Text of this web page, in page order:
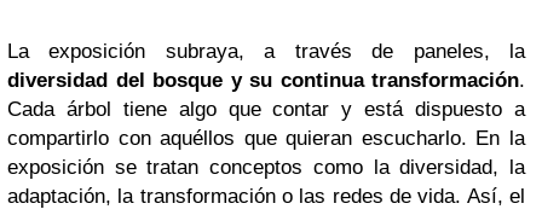
La exposición subraya, a través de paneles, la
diversidad del bosque ysu continua transformación.
Cada árbol tiene algo que contar y está dispuesto a
compartirlo con aquéllos que quieran escucharlo. En la
exposición se tratan conceptos como la diversidad, la
adaptación, la transformación o las redes de vida. Así, el